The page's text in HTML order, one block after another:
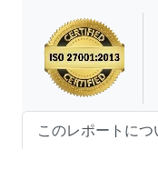
このレポートにつ